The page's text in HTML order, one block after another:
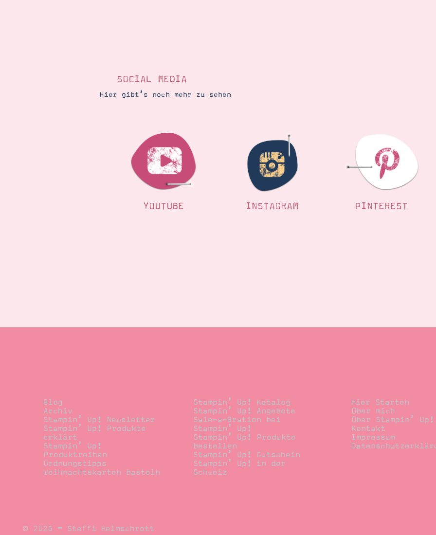
SOCIAL MEDIA
Hier gibt’s noch mehr zu sehen
YOUTUBE INSTAGRAM PINTEREST
Blog
Archiv
Stampin’ Up! Newsletter
Stampin’ Up! Produkte
erklärt
Stampin’ Up!
Produktreihen
Ordnungstipps
Weihnachtskarten basteln
Stampin’ Up! Katalog
Stampin’ Up! Angebote
Sale-a-Bration bei
Stampin’ Up!
Stampin’ Up! Produkte
bestellen
Stampin’ Up! Gutschein
Stampin’ Up! in der
Schweiz
Hier Starten
Über mich
Über Stampin’ Up!
Kontakt
Impressum
© 2026 – Steffi Helmschrott